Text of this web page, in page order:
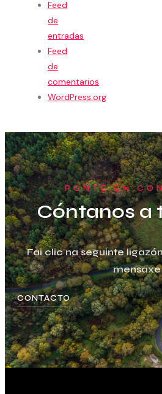
Feed
de
entradas
Feed
de
comentarios
WordPress.org
PONTE EN
Cóntanos a
Fai clic na seguinte
mensaxe
CONTACTO